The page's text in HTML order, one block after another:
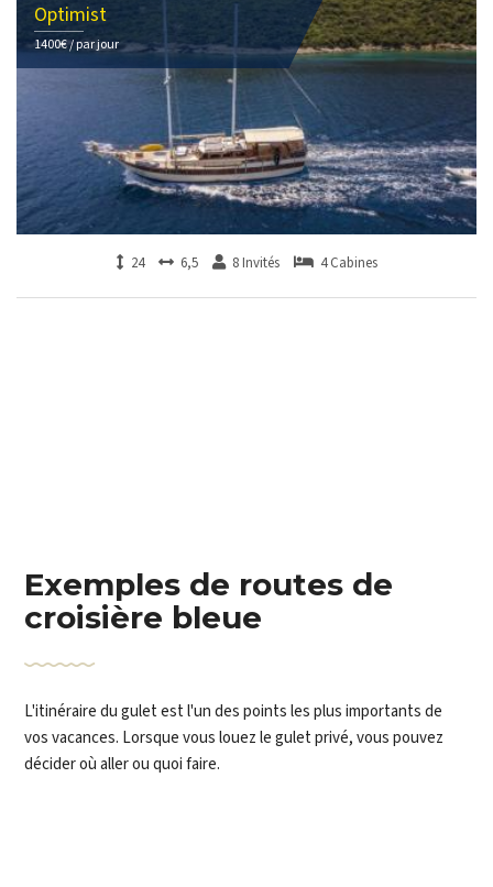
Optimist
1400€ / par jour
24 6,5 8 Invités 4 Cabines
Exemples de routes de
croisière bleue
L'itinéraire du gulet est l'un des points les plus importants de
vos vacances. Lorsque vous louez le gulet privé, vous pouvez
décider où aller ou quoi faire.